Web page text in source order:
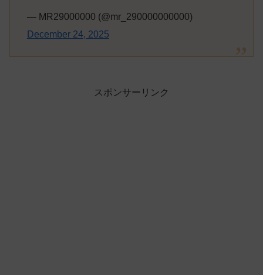
— MR29000000 (@mr_290000000000)
December 24, 2025
スポンサーリンク